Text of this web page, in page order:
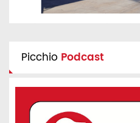
Picchio Podcast